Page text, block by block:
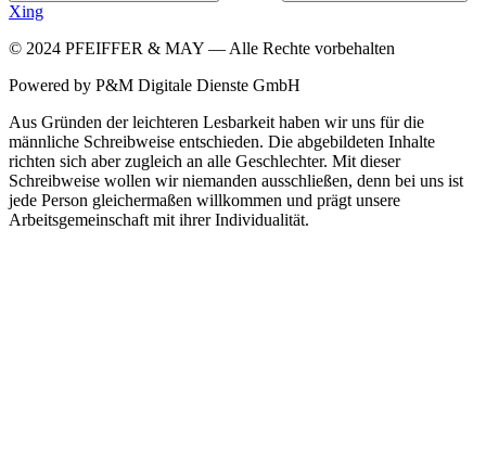
Xing
© 2024 PFEIFFER & MAY — Alle Rechte vorbehalten
Powered by P&M Digitale Dienste GmbH
Aus Gründen der leichteren Lesbarkeit haben wir uns für die
männliche Schreibweise entschieden. Die abgebildeten Inhalte
richten sich aber zugleich an alle Geschlechter. Mit dieser
Schreibweise wollen wir niemanden ausschließen, denn bei uns ist
jede Person gleichermaßen willkommen und prägt unsere
Arbeitsgemeinschaft mit ihrer Individualität.